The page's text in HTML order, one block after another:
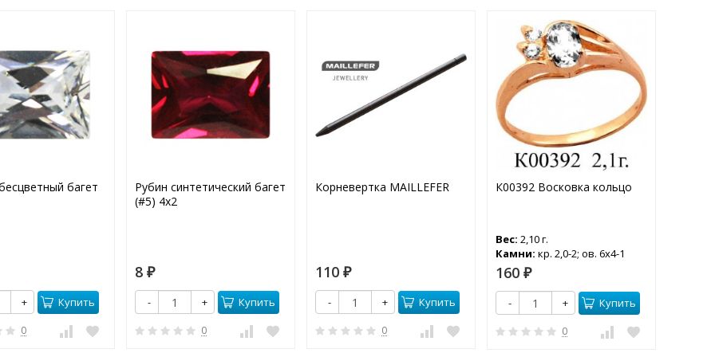
багет
+ Купить
0
Рубин синтетический багет
(#5) 4х2
8 ₽
- + Купить
0
Корневертка MAILLEFER
110 ₽
- + Купить
0
К00392 Восковка кольцо
Вес: 2,10 г.
Камни: кр. 2,0-2; ов. 6x4-1
160 ₽
- + Купить
0